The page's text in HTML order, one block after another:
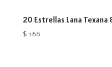
20 Estrellas Lana Texana
$ 168